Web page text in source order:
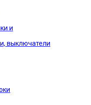
и
выключатели